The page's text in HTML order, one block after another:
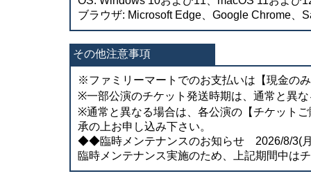
ブラウザ: Microsoft Edge、Google Chrome、
その他注意事項
※ファミリーマートでのお支払いは【現金の
※一部公演のチケット発送時期は、通常と異
※通常と異なる場合は、各公演の【チケット
承の上お申し込み下さい。
◆◆臨時メンテナンスのお知らせ 2026/8/3(月
臨時メンテナンス実施のため、上記期間中は